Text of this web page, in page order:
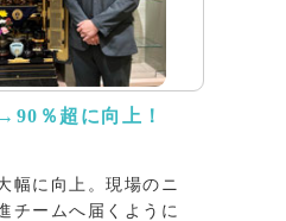
％超に向上！
幅に向上。現場のニ
チームへ届くように